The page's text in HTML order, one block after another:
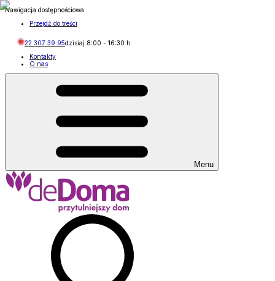
Nawigacja dostępnościowa
Przejdź do treści
22 307 39 95dzisiaj 8:00 - 16:30 h
Kontakty
O nas
Menu